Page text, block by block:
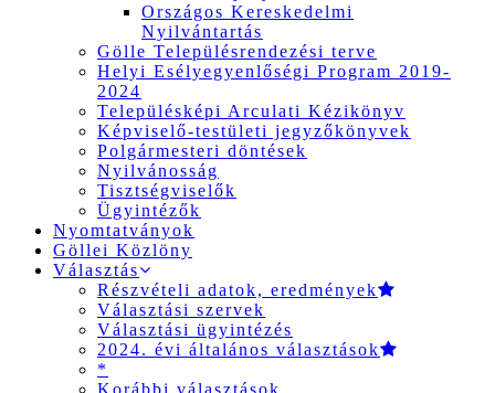
Országos Kereskedelmi
Nyilvántartás
Gölle Településrendezési terve
Helyi Esélyegyenlőségi Program 2019-
2024
Településképi Arculati Kézikönyv
Képviselő-testületi jegyzőkönyvek
Polgármesteri döntések
Nyilvánosság
Tisztségviselők
Ügyintézők
Nyomtatványok
Göllei Közlöny
Választás
Részvételi adatok, eredmények
Választási szervek
Választási ügyintézés
2024. évi általános választások
*
Korábbi választások